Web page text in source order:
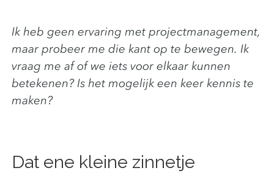
Ik heb geen ervaring met projectmanagement,
maarprobeer me die kant op te bewegen. Ik
vraag me af of we iets voor elkaar kunnen
betekenen? Is het mogelijk een keer kennis te
maken?
Dat ene kleine zinnetje